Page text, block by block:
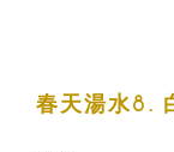
春天湯水8.